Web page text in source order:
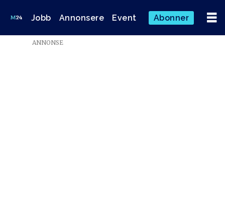
Jobb Annonsere Event Abonner
ANNONSE